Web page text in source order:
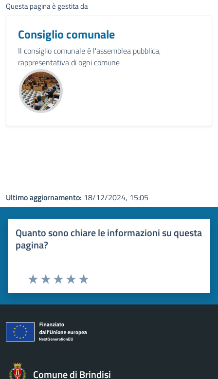
Questa pagina è gestita da
Consiglio comunale
Il consiglio comunale è l'assemblea pubblica,
rappresentativa di ogni comune
Ultimo aggiornamento: 18/12/2024, 15:05
Quanto sono chiare le informazioni su questa
pagina?
Valuta 5 stelle su 5
Valuta 4 stelle su 5
Valuta 3 stelle su 5
Valuta 2 stelle su 5
Valuta 1 stelle su 5
Comune di Brindisi